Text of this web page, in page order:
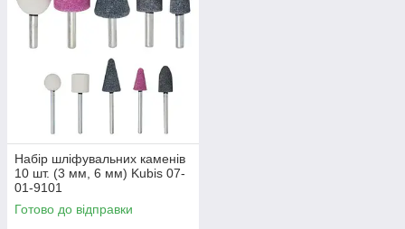
Набір шліфувальних каменів
10 шт. (3 мм, 6 мм) Kubis 07-
01-9101
Готово до відправки